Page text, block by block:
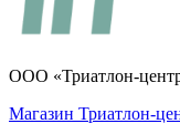
ООО «Триатлон-
Магазин Триатлон-